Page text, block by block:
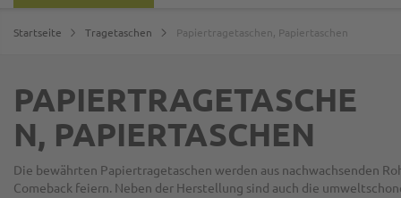
Startseite Tragetaschen Papiertragetaschen, Papiertaschen
PAPIERTRAGETASCHE
N, PAPIERTASCHEN
Die bewährten Papiertragetaschen werden aus nachwachsenden
Comeback feiern. Neben der Herstellung sind auch die